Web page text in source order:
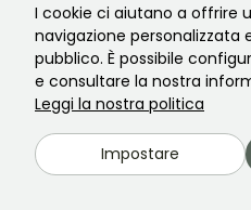
I cookie ci aiutano a offrire
navigazione personalizzata
pubblico. È possibile
e consultare la nostra
Leggi la nostra politica
Impostare
Unisciti alla comunità